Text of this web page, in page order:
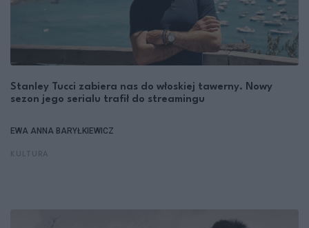
Stanley Tucci zabiera nas do włoskiej tawerny. Nowy
sezon jego serialu trafił do streamingu
EWA ANNA BARYŁKIEWICZ